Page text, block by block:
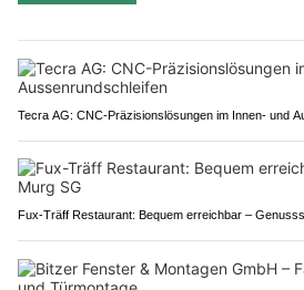
Tecra AG: CNC-Präzisionslösungen im Innen- und
Fux-Träff Restaurant: Bequem erreichbar –